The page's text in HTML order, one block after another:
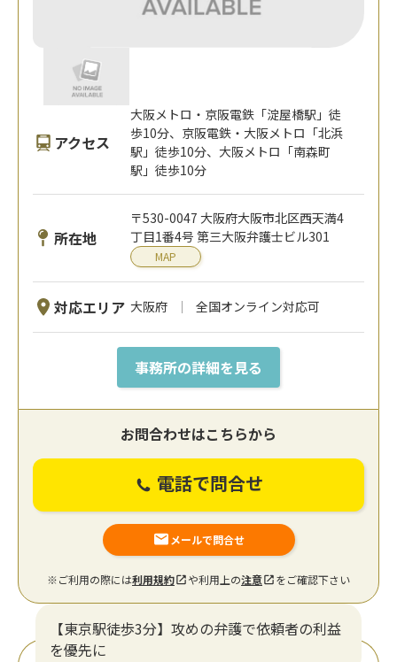
アクセス
大阪メトロ・京阪電鉄「淀屋橋駅」徒
歩10分、京阪電鉄・大阪メトロ「北浜
駅」徒歩10分、大阪メトロ「南森町
駅」徒歩10分
所在地
〒530-0047 大阪府大阪市北区西天満4
丁目1番4号 第三大阪弁護士ビル301
MAP
対応エリア 大阪府 全国オンライン対応可
事務所の詳細を見る
お問合わせはこちらから
電話で問合せ
メールで問合せ
※ご利用の際には利用規約 や利用上の注意 をご確認下さい
【東京駅徒歩3分】攻めの弁護で依頼者の利益
を優先に